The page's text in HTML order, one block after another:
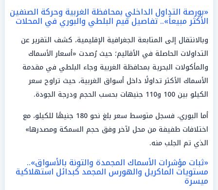
«بورصة التداول الداخلي بمحافظة الغربية وحركة الصنفين
الأكثر مبيعاً».. تفاصيل قيم البلطي والبوري في المحلات
وبالانتقال إلى المتابعة الجغرافية الإقليمية، كشف التقرير عن
التداولات الحاصلة في الأقاليم؛ حيث رُصدت «أسعار الأسماك
والمأكولات البحرية بمحافظة الغربية وجاء البلطي في مقدمة
الأسماك الأكثر تداولًا داخل أسواق الغربية، حيث تراوح سعر
الكيلو بين 100 و110 جنيهات بحسب الحجم ودرجة الجودة.
أما البوري، فسجل متوسط سعر بلغ نحو 180 جنيهًا للكيلو، مع
اختلافات طفيفة من محل لآخر وفق حجم السمكة ومصدرها»
الذي تم الجلب منه.
«ثبات مؤشرات الأسماك المجمدة والتونة بالأسواق»..
مستويات الماكريل والهورس المجمد كبدائل استهلاكية
ميسرة